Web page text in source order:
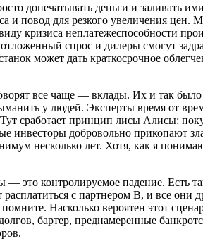
допечатывать деньги и заливать
и повод для резкого увеличения
кризиса неплатежеспособности
отложенный спрос и дилеры смогут
может дать краткосрочное
все чаще — вклады. Их и так
у людей. Эксперты время от
сработает принцип лисы Алисы:
инвесторы добровольно прикопают
несколько лет. Хотя, как я
это контролируемое падение. Есть
с партнером В, и все они
Насколько вероятен этот
бартер, преднамеренные